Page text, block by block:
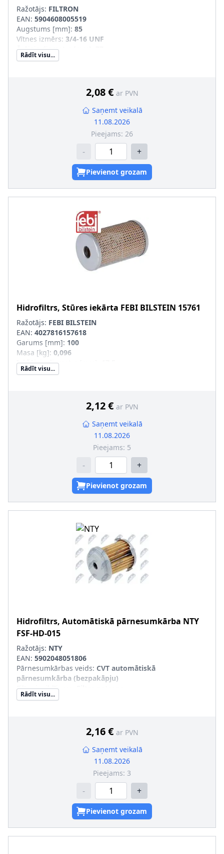
Ražotājs: FILTRON
EAN: 5904608005519
Augstums [mm]: 85
Vītnes izmērs: 3/4-16 UNF
Ārējais diametrs [mm]
Filtra izpildījums
Nesatur SVHC vielas!
Rādīt visu...
2,08 € ar PVN
Saņemt veikalā
11.08.2026
Pieejams: 26
- +
Pievienot grozam
Hidrofiltrs, Stūres iekārta FEBI BILSTEIN 15761
Ražotājs: FEBI BILSTEIN
EAN: 4027816157618
Garums [mm]: 100
Masa [kg]: 0,096
Iekšējais diametrs [mm]
Ārējais diametrs [mm]
Rādīt visu...
2,12 € ar PVN
Saņemt veikalā
11.08.2026
Pieejams: 5
- +
Pievienot grozam
Hidrofiltrs, Automātiskā pārnesumkārba NTY
FSF-HD-015
Ražotājs: NTY
EAN: 5902048051806
Pārnesumkārbas veids: CVT automātiskā
pārnesumkārba (bezpakāpju)
Filtra izpildījums
Sērijas numurs
Rādīt visu...
2,16 € ar PVN
Saņemt veikalā
11.08.2026
Pieejams: 3
- +
Pievienot grozam